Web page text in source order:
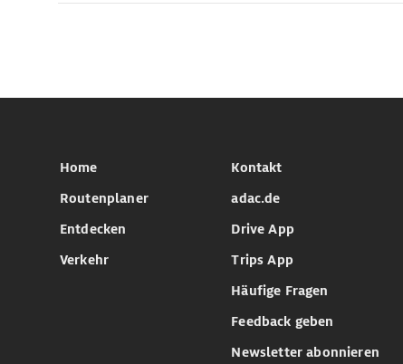
Home
Routenplaner
Entdecken
Verkehr
Kontakt
adac.de
Drive App
Trips App
Häufige Fragen
Feedback geben
Newsletter abonnieren